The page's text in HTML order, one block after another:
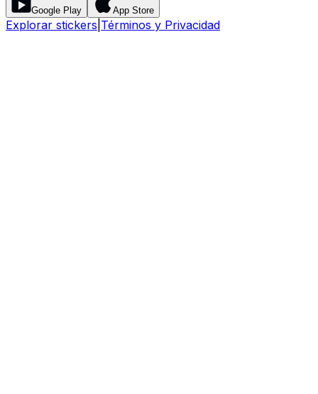
Google Play App Store
Explorar stickers Términos y Privacidad